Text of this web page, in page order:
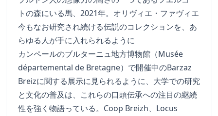
トの森にいる馬、2021年。オリヴィエ・ファヴィエ
今もなお研究され続ける伝説のコレクションを、あ
らゆる人が手に入れられるように
カンペールのブルターニュ地方博物館（Musée
départemental de Bretagne）で開催中のBarzaz
Breizに関する展示に見られるように、大学での研究
と文化の普及は、これらの口頭伝承への注目の継続
性を強く物語っている。Coop Breizh、Locus